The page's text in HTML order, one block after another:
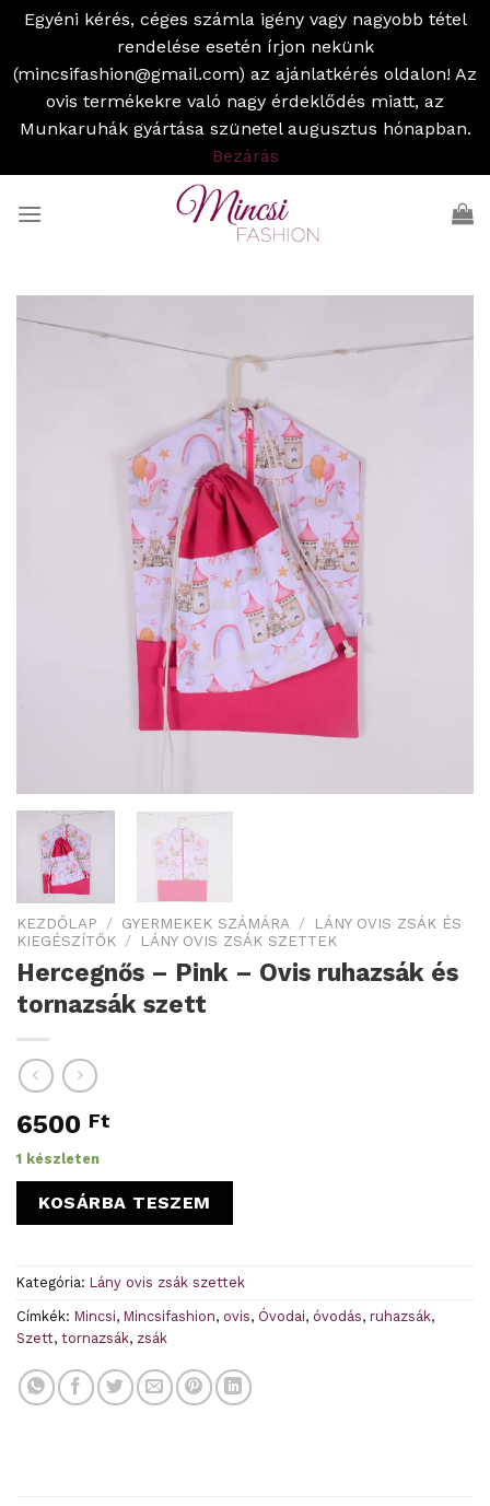
Egyéni kérés, céges számla igény vagy nagyobb tétel
rendelése esetén írjon nekünk
(mincsifashion@gmail.com) az ajánlatkérés oldalon! Az
ovis termékekre való nagy érdeklődés miatt, az
Munkaruhák gyártása szünetel augusztus hónapban.
Bezárás
KEZDŐLAP / GYERMEKEK SZÁMÁRA /
LÁNY OVIS ZSÁK ÉS
KIEGÉSZÍTŐK / LÁNY OVIS ZSÁK SZETTEK
Hercegnős – Pink – Ovis ruhazsák és
tornazsák szett
6500 Ft
1 készleten
KOSÁRBA TESZEM
Kategória: Lány ovis zsák szettek
Címkék: Mincsi, Mincsifashion, ovis, Óvodai, óvodás, ruhazsák,
Szett, tornazsák, zsák